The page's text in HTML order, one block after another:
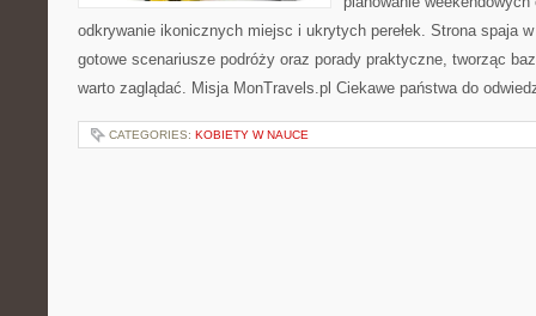
odkrywanie ikonicznych miejsc i ukrytych perełek. Strona spaja
gotowe scenariusze podróży oraz porady praktyczne, tworząc
warto zaglądać. Misja MonTravels.pl Ciekawe państwa do
CATEGORIES: KOBIETY W NAUCE